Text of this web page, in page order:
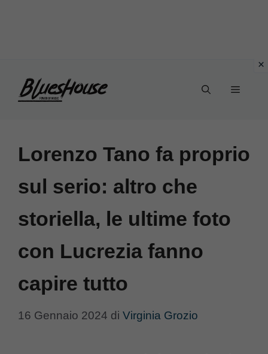
Menu
Lorenzo Tano fa proprio
sul serio: altro che
storiella, le ultime foto
con Lucrezia fanno
capire tutto
16 Gennaio 2024 di Virginia Grozio